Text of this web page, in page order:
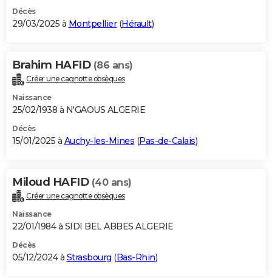
Décès
29/03/2025 à Montpellier(Hérault)
Brahim HAFID (86 ans)
Créer une cagnotte obsèques
Naissance
25/02/1938 à N'GAOUS ALGERIE
Décès
15/01/2025 à Auchy-les-Mines (Pas-de-Calais)
Miloud HAFID (40 ans)
Créer une cagnotte obsèques
Naissance
22/01/1984 à SIDI BEL ABBES ALGERIE
Décès
05/12/2024 à Strasbourg (Bas-Rhin)